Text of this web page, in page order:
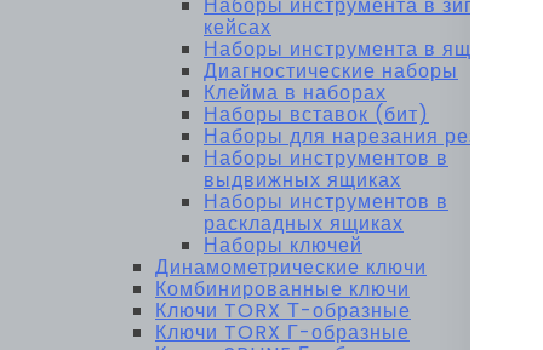
кейсах
Наборы инструмента в ящиках
Диагностические наборы
Клейма в наборах
Наборы вставок (бит)
Наборы для нарезания резьбы
Наборы инструментов в
выдвижных ящиках
Наборы инструментов в
раскладных ящиках
Наборы ключей
Динамометрические ключи
Комбинированные ключи
Ключи TORX Т-образные
Ключи TORX Г-образные